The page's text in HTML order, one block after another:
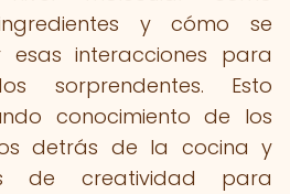
y cómo se
esas interacciones para
sorprendentes. Esto
conocimiento de los
detrás de la cocina y
de creatividad para